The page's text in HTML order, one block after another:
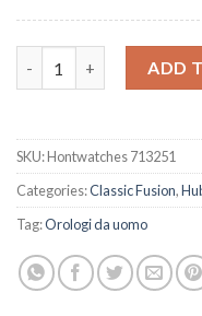
ADD
SKU:Hontwatches 713251
Categories:Classic Fusion,
Tag:Orologi da uomo